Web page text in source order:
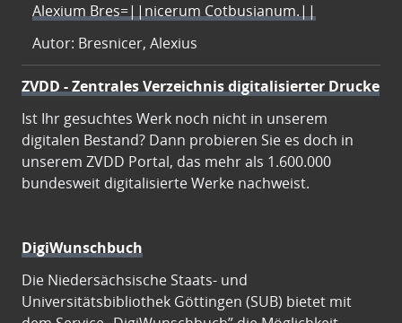
Alexium Bres=||nicerum Cotbusianum.||
Autor: Bresnicer, Alexius
ZVDD - Zentrales Verzeichnis digitalisierter Drucke
Ist Ihr gesuchtes Werk noch nicht in unserem
digitalen Bestand? Dann probieren Sie es doch in
unserem ZVDD Portal, das mehr als 1.600.000
bundesweit digitalisierte Werke nachweist.
DigiWunschbuch
Die Niedersächsische Staats- und
Universitätsbibliothek Göttingen (SUB) bietet mit